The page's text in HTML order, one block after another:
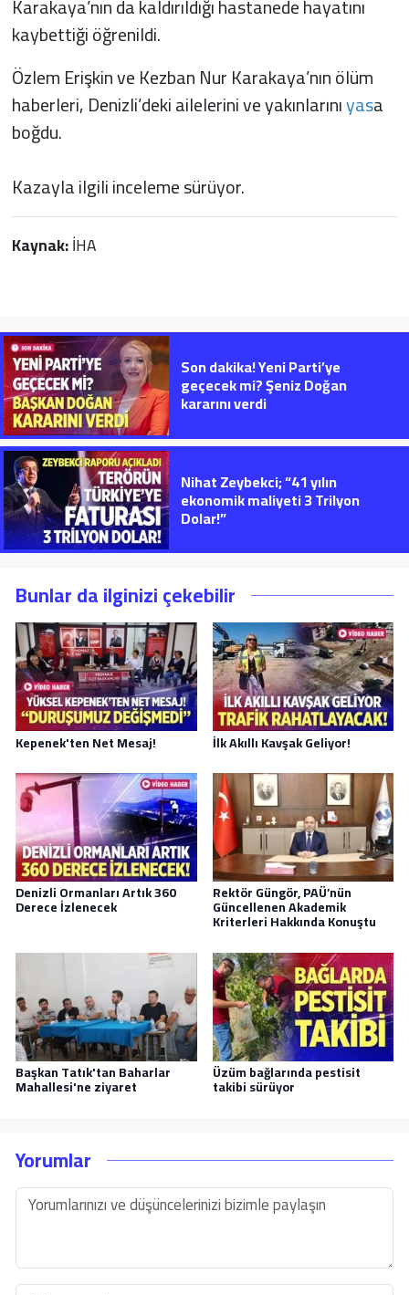
Karakaya’nın da kaldırıldığı hastanede hayatını
kaybettiği öğrenildi.
Özlem Erişkin ve Kezban Nur Karakaya’nın ölüm
haberleri, Denizli’deki ailelerini ve yakınlarınıyasa
boğdu.
Kazayla ilgili inceleme sürüyor.
Kaynak:İHA
Son dakika! Yeni Parti’ye
geçecek mi? Şeniz Doğan
kararını verdi
Nihat Zeybekci; “41 yılın
ekonomik maliyeti 3 Trilyon
Dolar!”
Bunlar da ilginizi çekebilir
Kepenek'ten Net Mesaj! İlk Akıllı Kavşak Geliyor!
Denizli Ormanları Artık 360
Derece İzlenecek
Rektör Güngör, PAÜ’nün
Güncellenen Akademik
Kriterleri Hakkında Konuştu
Başkan Tatık'tan Baharlar
Mahallesi'ne ziyaret
Üzüm bağlarında pestisit
takibi sürüyor
Yorumlar